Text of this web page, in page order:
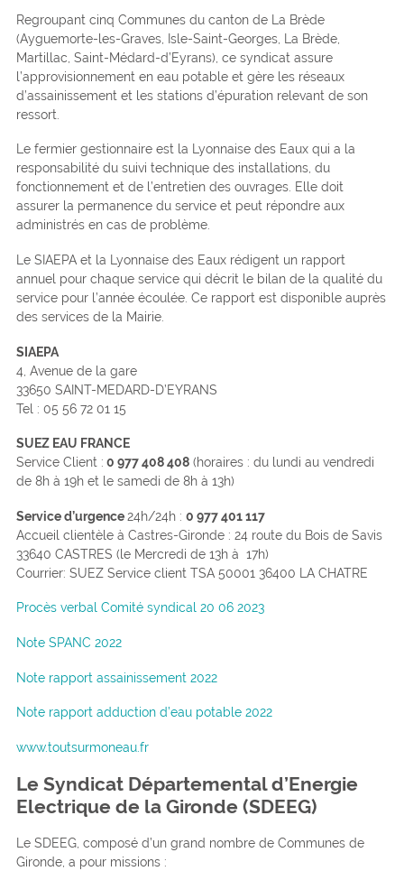
Regroupant cinq Communes du canton de La Brède
(Ayguemorte-les-Graves, Isle-Saint-Georges, La Brède,
Martillac, Saint-Médard-d’Eyrans), ce syndicat assure
l’approvisionnement en eau potable et gère les réseaux
d’assainissement et les stations d’épuration relevant de son
ressort.
Le fermier gestionnaire est la Lyonnaise des Eaux qui a la
responsabilité du suivi technique des installations, du
fonctionnement et de l’entretien des ouvrages. Elle doit
assurer la permanence du service et peut répondre aux
administrés en cas de problème.
Le SIAEPA et la Lyonnaise des Eaux rédigent un rapport
annuel pour chaque service qui décrit le bilan de la qualité du
service pour l’année écoulée. Ce rapport est disponible auprès
des services de la Mairie.
SIAEPA
4, Avenue de la gare
33650 SAINT-MEDARD-D’EYRANS
Tel : 05 56 72 01 15
SUEZ EAU FRANCE
Service Client : 0 977 408 408(horaires : du lundi au vendredi
de 8h à 19h et le samedi de 8h à 13h)
Service d’urgence24h/24h : 0 977 401 117
Accueil clientèle à Castres-Gironde : 24 route du Bois de Savis
33640 CASTRES (le Mercredi de 13h à 17h)
Courrier: SUEZ Service client TSA 50001 36400 LA CHATRE
Procès verbal Comité syndical 20 06 2023
Note SPANC 2022
Note rapport assainissement 2022
Note rapport adduction d’eau potable 2022
www.toutsurmoneau.fr
Le Syndicat Départemental d’Energie
Electrique de la Gironde (SDEEG)
Le SDEEG, composé d’un grand nombre de Communes de
Gironde, a pour missions :